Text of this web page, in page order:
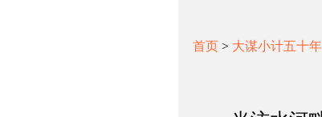
首页 > 大谋小计五十